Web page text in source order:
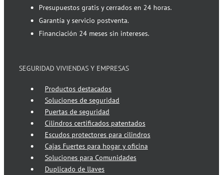
Presupuestos gratis y cerrados en 24 horas.
Garantía y servicio postventa.
Financiación 24 meses sin intereses.
SEGURIDAD VIVIENDAS Y EMPRESAS
Productos destacados
Soluciones de seguridad
Puertas de seguridad
Cilindros certificados patentados
Escudos protectores para cilindros
Cajas Fuertes para hogar y oficina
Soluciones para Comunidades
Duplicado de llaves